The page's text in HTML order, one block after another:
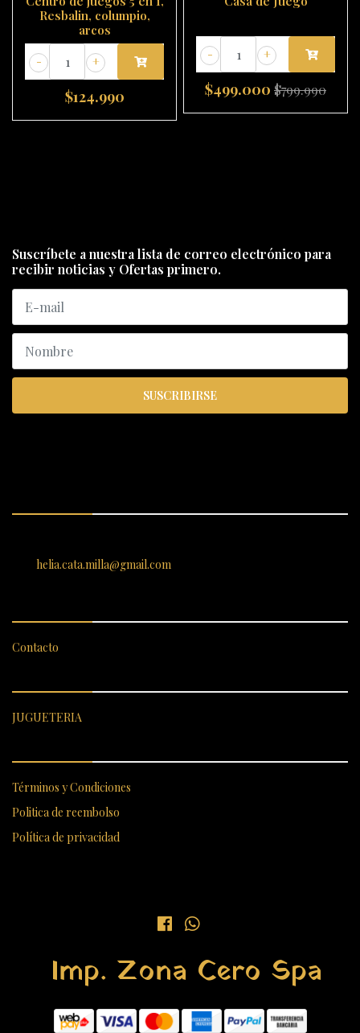
Resbalin, columpio,
arcos
+
-
$124.990
+
-
$499.000 $799.990
Suscríbete a nuestra lista de correo electrónico para
recibir noticias y Ofertas primero.
SUSCRIBIRSE
helia.cata.milla@gmail.com
Contacto
JUGUETERIA
Términos y Condiciones
Politica de reembolso
Política de privacidad
Imp. Zona Cero Spa